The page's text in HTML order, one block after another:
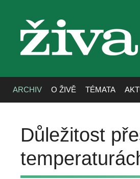
živa
ARCHIV O ŽIVĚ TÉMATA
Důležitost